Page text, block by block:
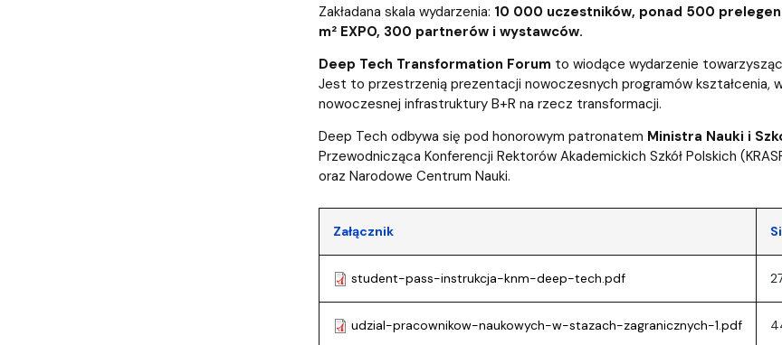
Zakładana skala wydarzenia: 10 000 uczestników, ponad 500
m² EXPO, 300 partnerów i wystawców.
Deep Tech Transformation Forum to wiodące wydarzenie
Jest to przestrzenią prezentacji nowoczesnych programów kształcenia,
nowoczesnej infrastruktury B+R na rzecz transformacji.
Deep Tech odbywa się pod honorowym patronatem Ministra Nauki i
Przewodnicząca Konferencji Rektorów Akademickich Szkół Polskich
oraz Narodowe Centrum Nauki.
Załącznik
student-pass-instrukcja-knm-deep-tech.pdf
udzial-pracownikow-naukowych-w-stazach-zagranicznych-1.pdf